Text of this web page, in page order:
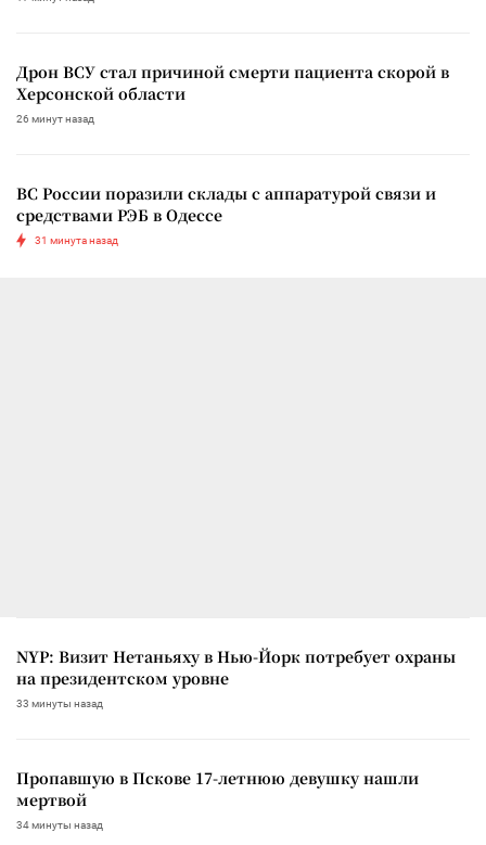
Дрон ВСУ стал причиной смерти пациента скорой в
Херсонской области
26 минут назад
ВС России поразили склады с аппаратурой связи и
средствами РЭБ в Одессе
31 минута назад
NYP: Визит Нетаньяху в Нью-Йорк потребует охраны
на президентском уровне
33 минуты назад
Пропавшую в Пскове 17-летнюю девушку нашли
мертвой
34 минуты назад